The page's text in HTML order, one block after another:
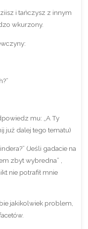
i tańczysz z innym
wkurzony.
mu: „A Ty
już dalej tego tematu)
(Jeśli gadacie na
zbyt wybredna” ,
nie potrafił mnie
jakikolwiek problem,